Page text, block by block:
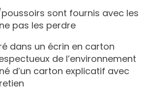
sont fournis avec les
pas les perdre
dans un écrin en carton
de l’environnement
d’un carton explicatif avec